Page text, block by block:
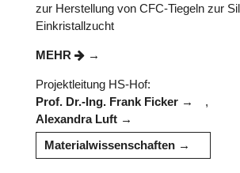
zur Herstellung von CFC-Tiegeln zur
Einkristallzucht
MEHR
Projektleitung HS-Hof:
Prof. Dr.-Ing. Frank Ficker
,
Alexandra Luft
Materialwissenschaften